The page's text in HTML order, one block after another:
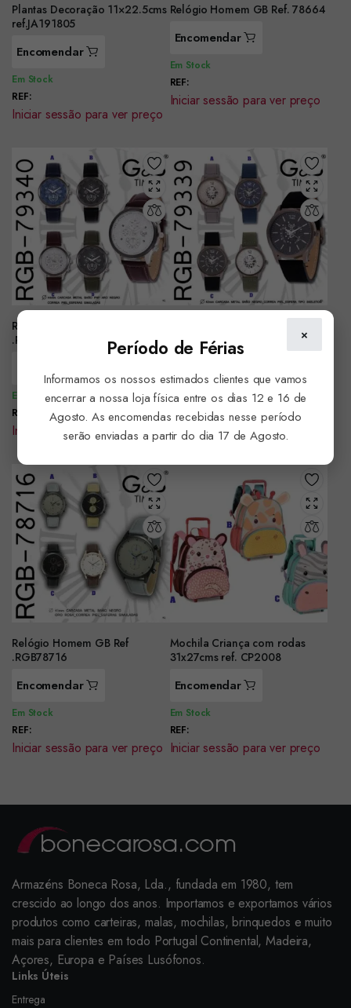
Plantas Decoração 11×22.5cms
ref.JA191805
Encomendar
Em Stock
REF:
Iniciar sessão para ver preço
Relógio Homem GB Ref. 78664
Encomendar
Em Stock
REF:
Iniciar sessão para ver preço
Relógio Homem GB Ref
.RGB79340
Em Stock
REF:
Iniciar sessão para ver preço
.RGB79339
Em Stock
REF:
Iniciar sessão para ver preço
Relógio Homem GB Ref
.RGB78716
Encomendar
Em Stock
REF:
Iniciar sessão para ver preço
Mochila Criança com rodas
31x27cms ref. CP2008
Encomendar
Em Stock
REF:
Iniciar sessão para ver preço
Armazéns Boneca Rosa, Lda., fundada em 1980, tem
crescido ao longo dos anos. Importamos e exportamos vários
produtos como carteiras, malas, mochilas, brinquedos e muito
mais para clientes em todo Portugal Continental, Madeira,
Açores, Europa e Países Lusófonos.
Links Úteis
Entrega
×
Período de Férias
Informamos os nossos estimados clientes que vamos
encerrar a nossa loja física entre os dias 12 e 16 de
Agosto. As encomendas recebidas nesse período
serão enviadas a partir do dia 17 de Agosto.